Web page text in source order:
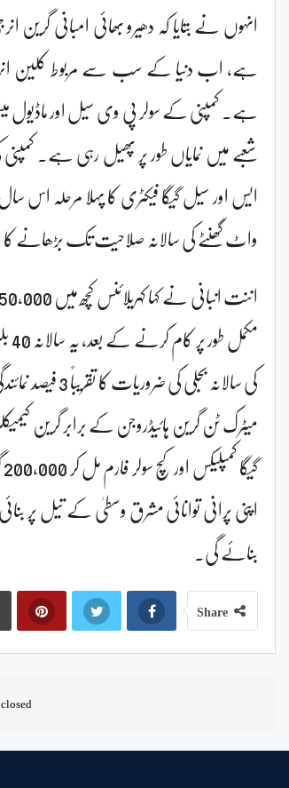
ہے، اب دنیا کے سب سے مربوط کلین
ہے۔ کمپنی کے سولر پی وی سیل اور ماڈیول
واٹ گھنٹے کی سالانہ صلاحیت تک بڑھانے
میٹرک ٹن گرین ہائیڈروجن کے برابر گرین
اپنی پرانی توانائی مشرق وسطیٰ کے تیل پر
بنائے گی۔
Share